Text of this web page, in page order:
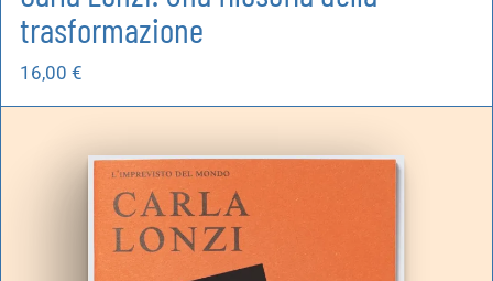
trasformazione
16,00 €